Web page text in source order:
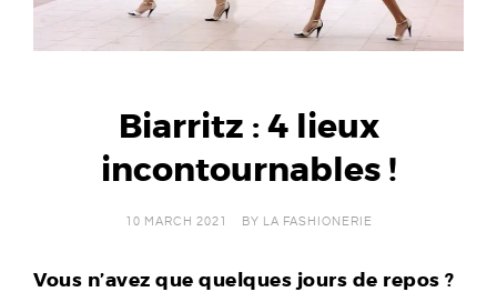
H
O
Biarritz : 4 lieux
incontournables !
10 MARCH 2021 BY LA FASHIONERIE
Vous n’avez que quelques jours de repos ?